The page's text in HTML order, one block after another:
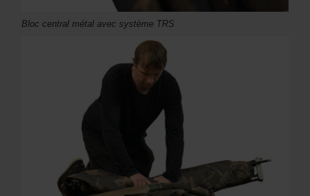
Bloc central métal avec système TRS